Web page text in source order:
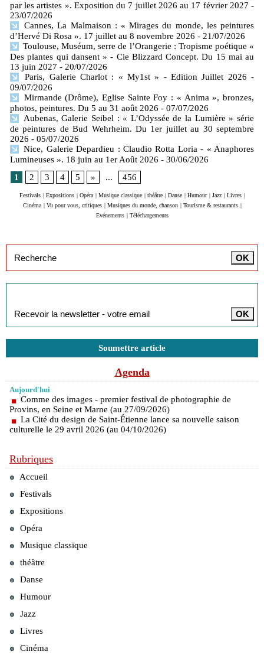
par les artistes ». Exposition du 7 juillet 2026 au 17 février 2027 -
23/07/2026
Cannes, La Malmaison : « Mirages du monde, les peintures
d’Hervé Di Rosa ». 17 juillet au 8 novembre 2026 - 21/07/2026
Toulouse, Muséum, serre de l’Orangerie : Tropisme poétique «
Des plantes qui dansent » - Cie Blizzard Concept. Du 15 mai au
13 juin 2027 - 20/07/2026
Paris, Galerie Charlot : « My1st » - Edition Juillet 2026 -
09/07/2026
Mirmande (Drôme), Eglise Sainte Foy : « Anima », bronzes,
photos, peintures. Du 5 au 31 août 2026 - 07/07/2026
Aubenas, Galerie Seibel : « L’Odyssée de la Lumière » série
de peintures de Bud Wehrheim. Du 1er juillet au 30 septembre
2026 - 05/07/2026
Nice, Galerie Depardieu : Claudio Rotta Loria - « Anaphores
Lumineuses ». 18 juin au 1er Août 2026 - 30/06/2026
1
2 3 4 5 » ... 456
Festivals Expositions Opéra Musique classique théâtre Danse Humour Jazz Livres
Cinéma
Vu pour vous, critiques Musiques du monde, chanson Tourisme & restaurants
Evénements
Téléchargements
Soumettre article
Agenda
Aujourd'hui
Comme des images - premier festival de photographie de
Provins, en Seine et Marne (au 27/09/2026)
La Cité du design de Saint-Étienne lance sa nouvelle saison
culturelle le 29 avril 2026 (au 04/10/2026)
Rubriques
Accueil
Festivals
Expositions
Opéra
Musique classique
théâtre
Danse
Humour
Jazz
Livres
Cinéma